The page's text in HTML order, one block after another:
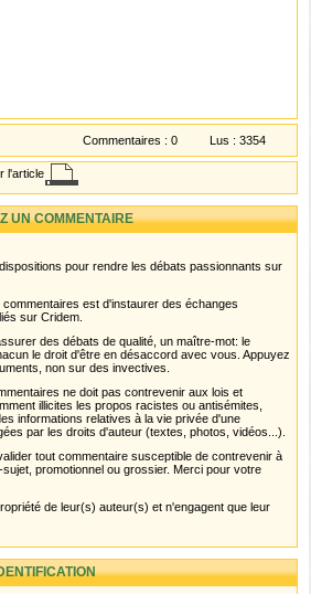
Commentaires : 0 Lus : 3354
l'article
UN COMMENTAIRE
pour rendre les débats passionnants sur
est d'instaurer des échanges
sur Cridem.
des débats de qualité, un maître-mot: le
le droit d'être en désaccord avec vous. Appuyez
non sur des invectives.
ne doit pas contrevenir aux lois et
illicites les propos racistes ou antisémites,
informations relatives à la vie privée d'une
par les droits d'auteur (textes, photos, vidéos...).
tout commentaire susceptible de contrevenir à
promotionnel ou grossier. Merci pour votre
de leur(s) auteur(s) et n'engagent que leur